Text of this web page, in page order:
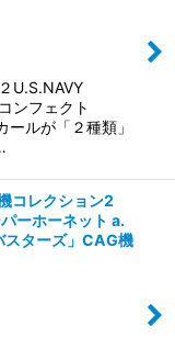
U.S.NAVY
ンフェクト
ルが「２種類」
コレクション2
ーホーネット a.
スターズ」CAG機